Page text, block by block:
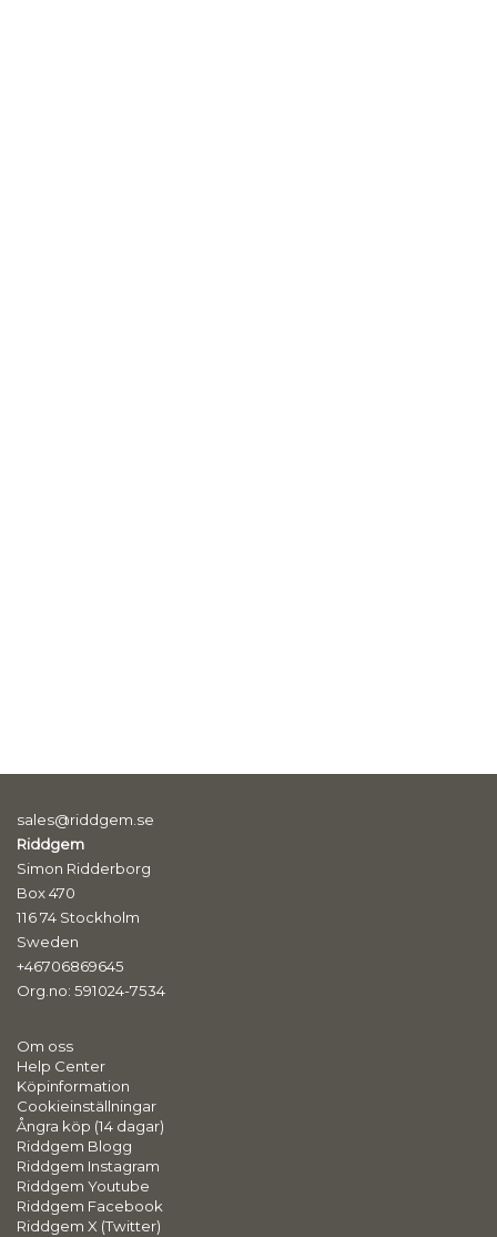
sales@riddgem.se
Riddgem
Simon Ridderborg
Box 470
116 74 Stockholm
Sweden
+46706869645
Org.no: 591024-7534
Om oss
Help Center
Köpinformation
Cookieinställningar
Ångra köp (14 dagar)
Riddgem Blogg
Riddgem Instagram
Riddgem Youtube
Riddgem Facebook
Riddgem X (Twitter)